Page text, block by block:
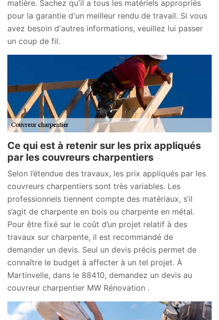
matière. Sachez qu'il a tous les matériels appropriés
pour la garantie d'un meilleur rendu de travail. Si vous
avez besoin d'autres informations, veuillez lui passer
un coup de fil.
Ce qui est à retenir sur les prix appliqués
par les couvreurs charpentiers
Selon l’étendue des travaux, les prix appliqués par les
couvreurs charpentiers sont très variables. Les
professionnels tiennent compte des matériaux, s’il
s’agit de charpente en bois ou charpente en métal.
Pour être fixé sur le coût d’un projet relatif à des
travaux sur charpente, il est recommandé de
demander un devis. Seul un devis précis permet de
connaître le budget à affecter à un tel projet. À
Martinvelle, dans le 88410, demandez un devis au
couvreur charpentier MW Rénovation .